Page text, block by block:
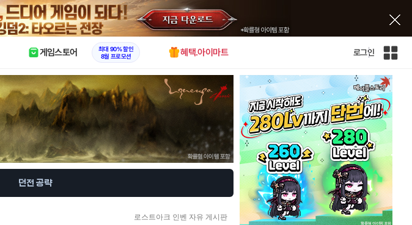
X
게임스토어
최대 90% 할인
8월 프로모션
혜택.아이마트 로그인
인
전
체
사
이
던전 공략
로스트아크 인벤 자유 게시판